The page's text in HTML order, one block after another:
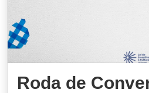
Roda de